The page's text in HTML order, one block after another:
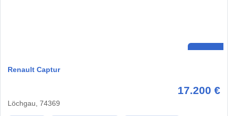
Renault Captur
17.200 €
Löchgau, 74369